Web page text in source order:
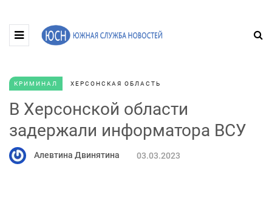
КРИМИНАЛ ХЕРСОНСКАЯ ОБЛАСТЬ
В Херсонской области
задержали информатора ВСУ
Алевтина Двинятина 03.03.2023